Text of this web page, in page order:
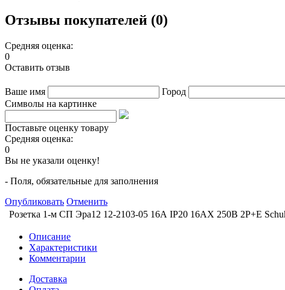
Отзывы покупателей (0)
Средняя оценка:
0
Оставить отзыв
Ваше имя Город
Символы на картинке
Поставьте оценку товару
Средняя оценка:
0
Вы не указали оценку!
- Поля, обязательные для заполнения
Опубликовать Отменить
Розетка 1-м СП Эра12 12-2103-05 16А IP20 16AX 250В 2P+E
Описание
Характеристики
Комментарии
Доставка